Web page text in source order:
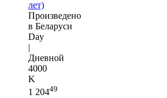
лет)
Произведено
в Беларуси
Day
|
Дневной
4000
K
1 20449